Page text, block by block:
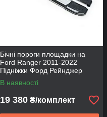
Бічні пороги площадки на
Ford Ranger 2011-2022
Підніжки Форд Рейнджер
Rainbow
В наявності
19 380 ₴/комплект